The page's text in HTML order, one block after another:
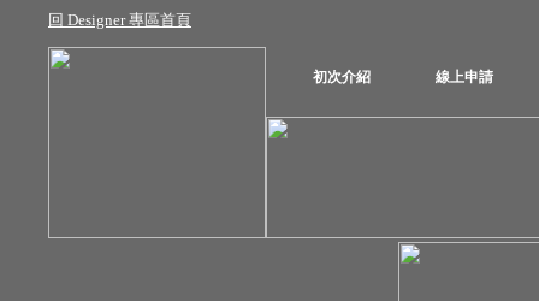
回 Designer 專區首頁
初次介紹 線上申請